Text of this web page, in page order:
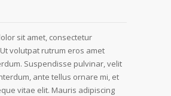
sit amet, consectetur
volutpat rutrum eros amet
Suspendisse pulvinar, velit
ante tellus ornare mi, et
vitae elit. Mauris adipiscing